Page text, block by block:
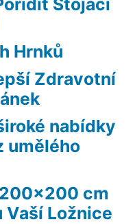
Hrnků
Zdravotní
nabídky
umělého
cm
Vaší Ložnice